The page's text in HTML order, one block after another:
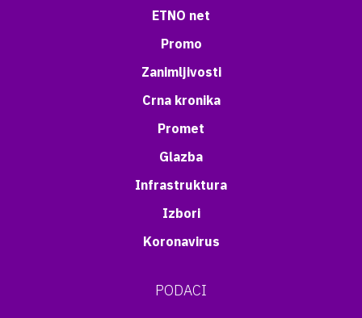
ETNO net
Promo
Zanimljivosti
Crna kronika
Promet
Glazba
Infrastruktura
Izbori
Koronavirus
PODACI